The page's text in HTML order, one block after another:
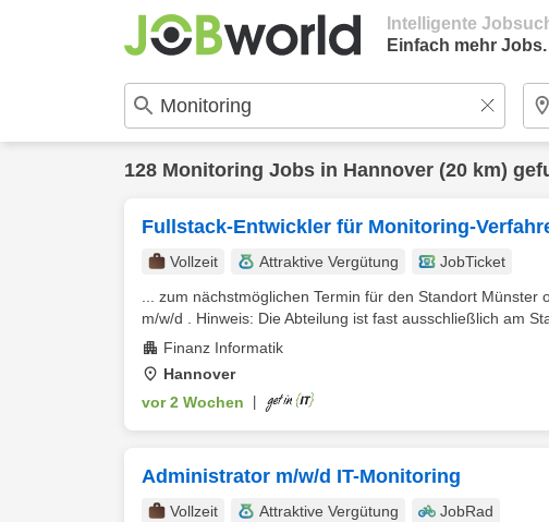
Intelligente
Einfach mehr Jobs.
128 Monitoring Jobs in Hannover (20 km)
Fullstack-Entwickler für Monitoring-
Vollzeit Attraktive Vergütung
JobTicket
... zum nächstmöglichen Termin für den Standort
m/w/d . Hinweis: Die Abteilung ist fast ausschließlich am
Finanz Informatik
Hannover
vor 2 Wochen
Administrator m/w/d IT-Monitoring
Vollzeit Attraktive Vergütung
JobRad